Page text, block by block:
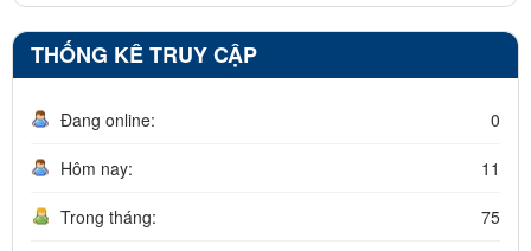
THỐNG KÊ TRUY CẬP
Đang online: 0
Hôm nay: 11
Trong tháng: 75